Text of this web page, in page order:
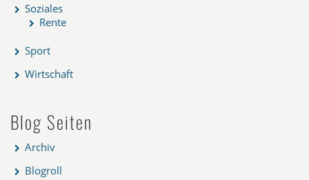
Soziales
Rente
Sport
Wirtschaft
Blog Seiten
Archiv
Blogroll